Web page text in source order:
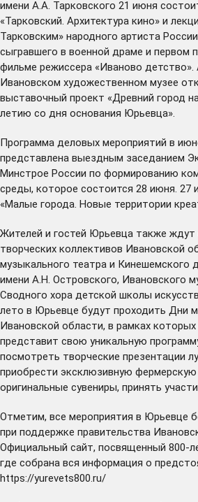
имени А.А. Тарковского 21 июня
«Тарковский. Архитектура кино» и
Тарковским» народного артиста
сыгравшего в военной драме и первом
фильме режиссера «Иваново детство».
Ивановском художественном музее
выставочный проект «Древний город
летию со дня основания Юрьевца».
Программа деловых мероприятий в
представлена выездным заседанием
Минстрое России по формированию
среды, которое состоится 28 июня. 27
«Малые города. Новые территории
Жителей и гостей Юрьевца также ждут
творческих коллективов Ивановской
музыкального театра и Кинешемского
имени А.Н. Островского, Ивановского
Сводного хора детской школы
лето в Юрьевце будут проходить Дни
Ивановской области, в рамках
представит свою уникальную
посмотреть творческие презентации
приобрести эксклюзивную
оригинальные сувениры, принять
Отметим, все мероприятия в Юрьевце
при поддержке правительства
Официальный сайт, посвященный 800-
где собрана вся информация о
https://yurevets800.ru/